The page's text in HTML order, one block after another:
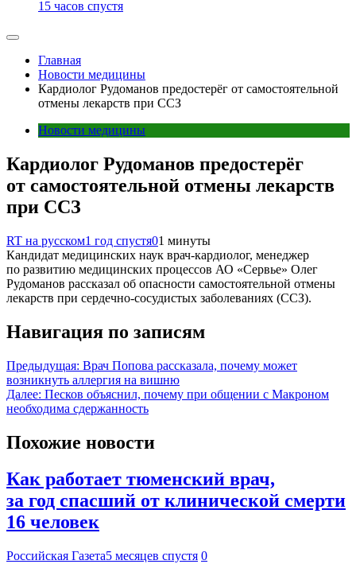
15 часов спустя
Главная
Новости медицины
Кардиолог Рудоманов предостерёг от самостоятельной
отмены лекарств при ССЗ
Новости медицины
Кардиолог Рудоманов предостерёг
от самостоятельной отмены лекарств
при ССЗ
RT на русском1 год спустя01 минуты
Кандидат медицинских наук врач-кардиолог, менеджер
по развитию медицинских процессов АО «Сервье» Олег
Рудоманов рассказал об опасности самостоятельной отмены
лекарств при сердечно-сосудистых заболеваниях (ССЗ).
Навигация по записям
Предыдущая: Врач Попова рассказала, почему может
возникнуть аллергия на вишню
Далее: Песков объяснил, почему при общении с Макроном
необходима сдержанность
Похожие новости
Как работает тюменский врач,
за год спасший от клинической смерти
16 человек
Российская Газета5 месяцев спустя 0